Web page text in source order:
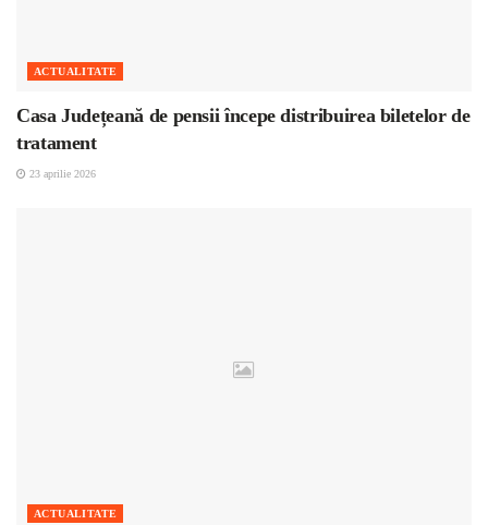
ACTUALITATE
Casa Județeană de pensii începe distribuirea biletelor de
tratament
23 aprilie 2026
ACTUALITATE